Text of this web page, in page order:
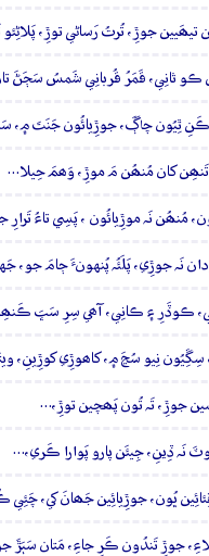
جوڙِ، تُرتُ رَساڻي توڙِ، پَلاڻِئو
ڪو ثانِي، قَمَرُ قُربانِي شَمسُ سَڄَڻَ
ٿِيُون چاڳَ، جوڙِيائُون جَنَتَ ۾،
کان مُنھُن مَ موڙِ، وَھمَ حِيلا…
مُنھُن نَہ موڙِيائُون ، پَسِي تاءُ تَرارِ
نَہ جوڙِي، پَلَئُہ پُنهونءَ ڄامَ جو،
جانِي، ڪوڏَرِ ۽ ڪانِي، آھي سِرِ سَڀَ
سِڱِيُون نِيو سُڃَ ۾، کاھوڙِي کوڙِينِ،
سين جوڙِ، تَہ تُون پَھچين توڙِ،…
نَہ ڏِينِ، جِيئَن پارو پَوارا ڪَري،…
ڀُون، جوڙِيائِين جَھانَ کي،
جوڙِ تَندُون ڪَرِ جاءِ، مَتان سَٻَڙَ